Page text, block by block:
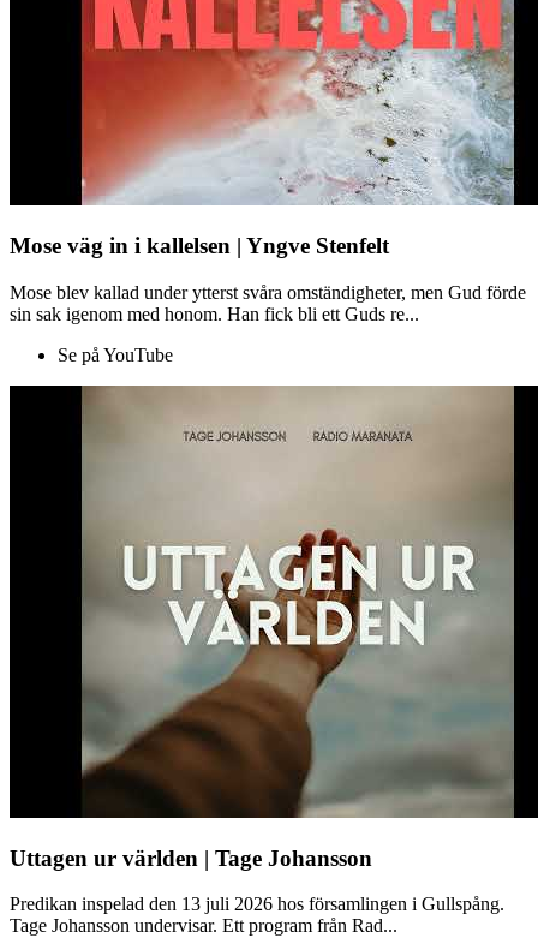
Mose väg in i kallelsen | Yngve Stenfelt
Mose blev kallad under ytterst svåra omständigheter, men Gud förde
sin sak igenom med honom. Han fick bli ett Guds re...
Se på YouTube
Uttagen ur världen | Tage Johansson
Predikan inspelad den 13 juli 2026 hos församlingen i Gullspång.
Tage Johansson undervisar. Ett program från Rad...